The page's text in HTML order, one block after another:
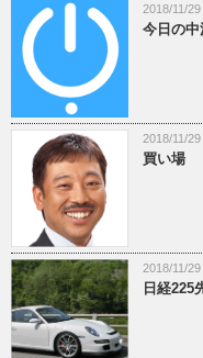
2018/11/
今日の中
2018/11/
買い場
2018/11/
日経